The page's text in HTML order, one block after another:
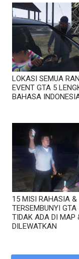
LOKASI SEMUA
EVENT GTA 5
BAHASA
15 MISI RAHASIA &
TERSEMBUNYI GTA
TIDAK ADA DI MAP
DILEWATKAN